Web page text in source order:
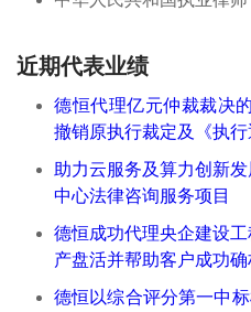
近期代表业绩
德恒代理亿元仲裁裁决
撤销原执行裁定及《执行
助力云服务及算力创新
中心法律咨询服务项目
德恒成功代理央企建设
产盘活并帮助客户成功
德恒以综合评分第一中